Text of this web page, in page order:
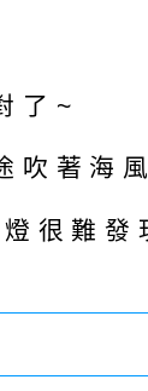
了~
吹著海
很難發